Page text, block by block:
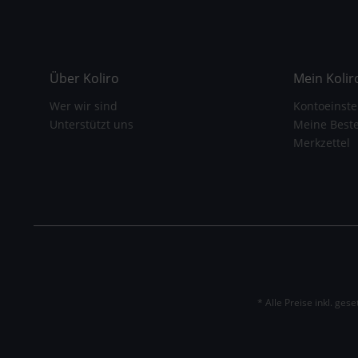
Über Koliro
Wer wir sind
Unterstützt uns
Mein
Meine
Merkzettel
* Alle Preise inkl.